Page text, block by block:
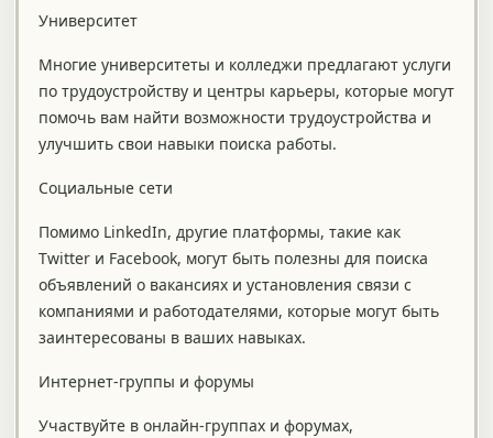
Университет
Многие университеты и колледжи предлагают услуги
по трудоустройству и центры карьеры, которые могут
помочь вам найти возможности трудоустройства и
улучшить свои навыки поиска работы.
Социальные сети
Помимо LinkedIn, другие платформы, такие как
Twitter и Facebook, могут быть полезны для поиска
объявлений о вакансиях и установления связи с
компаниями и работодателями, которые могут быть
заинтересованы в ваших навыках.
Интернет-группы и форумы
Участвуйте в онлайн-группах и форумах,